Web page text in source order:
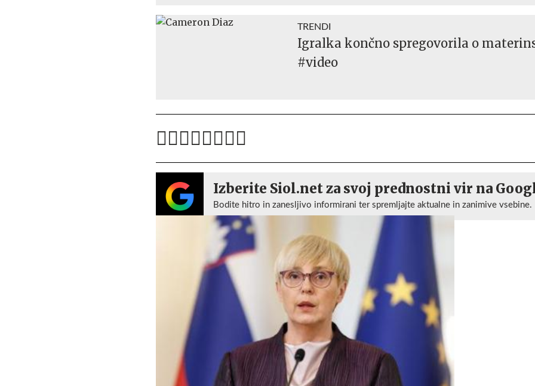
TRENDI
Igralka končno spregovorila o
#video
Izberite Siol.net za svoj prednostni vir na
Bodite hitro in zanesljivo informirani ter spremljajte aktualne in zanimive vsebine.